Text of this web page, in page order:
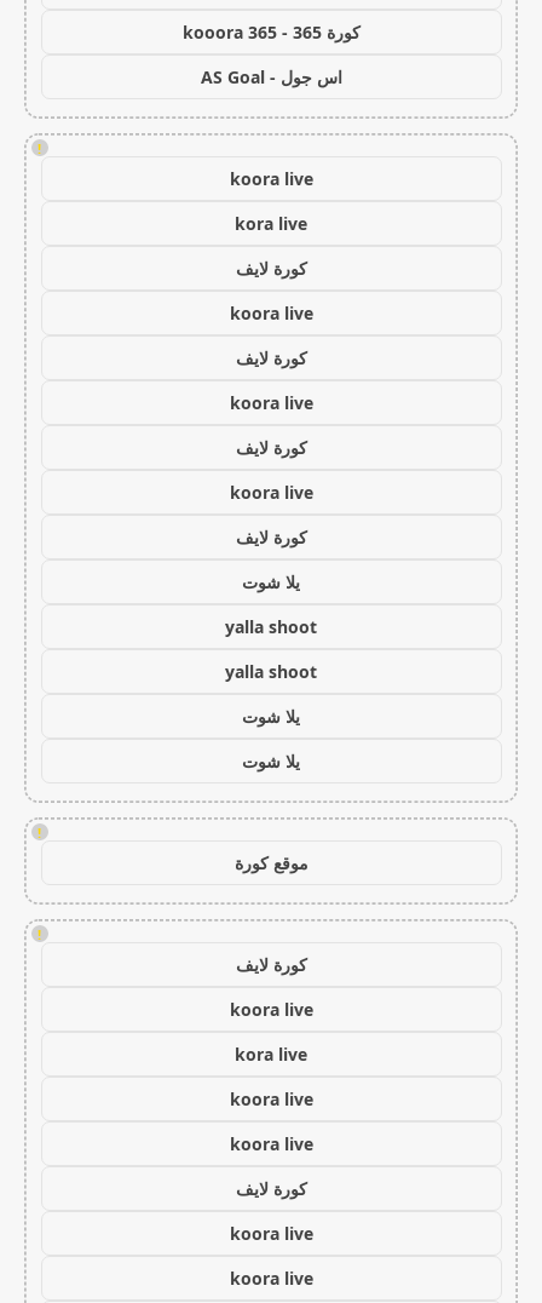
كورة 365 - kooora 365
اس جول - AS Goal
!
koora live
kora live
كورة لايف
koora live
كورة لايف
koora live
كورة لايف
koora live
كورة لايف
يلا شوت
yalla shoot
yalla shoot
يلا شوت
يلا شوت
!
موقع كورة
!
كورة لايف
koora live
kora live
koora live
koora live
كورة لايف
koora live
koora live